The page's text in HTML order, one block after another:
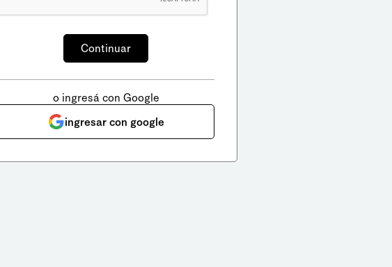
o ingresá con Google
ingresar con google